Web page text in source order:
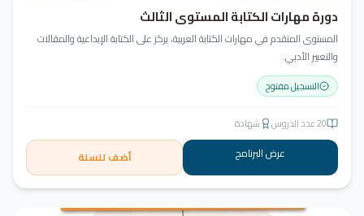
دورة مهارات الكتابة المستوى الثالث
المستوى المتقدم في مهارات الكتابة العربية، يركز على الكتابة الإبداعية والمقالات
والتعبير الأدبي.
التسجيل مفتوح
20عدد الدروس شهادة
عرض البرنامج أضف للسلة